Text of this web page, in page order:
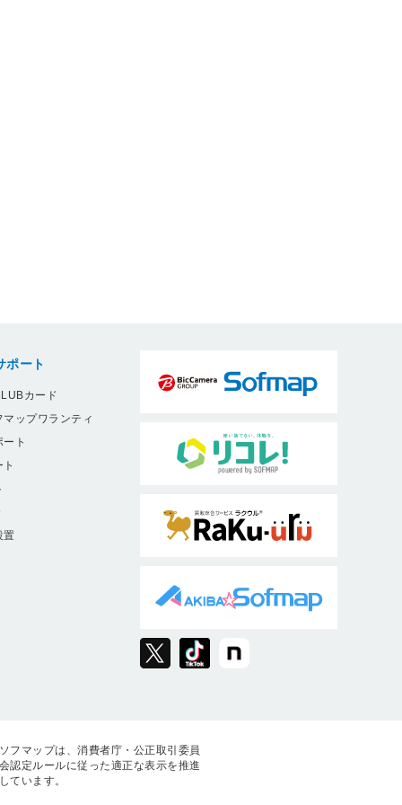
ポート
カード
ップワランティ
ト
置
ソフマップは、消費者庁・公正取引委員
会認定ルールに従った適正な表示を推進
しています。